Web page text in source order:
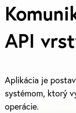
API
Aplikácia je
systémom, ktorý
operácie.